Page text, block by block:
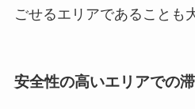
ごせるエリアであることも
安全性の高いエリアでの